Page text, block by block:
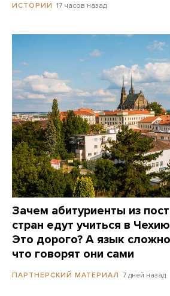
ИСТОРИИ 17 часов назад
Зачем абитуриенты из
стран едут учиться в
Это дорого? А язык
что говорят они сами
ПАРТНЕРСКИЙ МАТЕРИАЛ 7 дней назад